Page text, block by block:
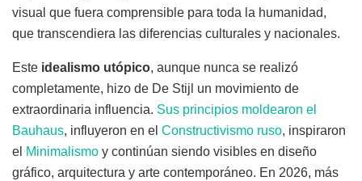
visual que fuera comprensible para toda la humanidad,
que transcendiera las diferencias culturales y nacionales.
Este idealismo utópico, aunque nunca se realizó
completamente, hizo de De Stijl un movimiento de
extraordinaria influencia. Sus principios moldearon el
Bauhaus, influyeron en el Constructivismo ruso, inspiraron
el Minimalismo y continúan siendo visibles en diseño
gráfico, arquitectura y arte contemporáneo. En 2026, más